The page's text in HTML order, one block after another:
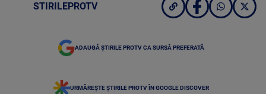
STIRILEPROTV
ADAUGĂ ȘTIRILE PROTV CA SURSĂ PREFERATĂ
URMĂREȘTE ȘTIRILE PROTV ÎN GOOGLE DISCOVER